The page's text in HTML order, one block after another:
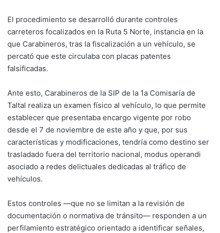
El procedimiento se desarrolló durante controles
carreteros focalizados en la Ruta 5 Norte, instancia en la
que Carabineros, tras la fiscalización a un vehículo, se
percató que este circulaba con placas patentes
falsificadas.
Ante esto, Carabineros de la SIP de la 1a Comisaría de
Taltal realiza un examen físico al vehículo, lo que permite
establecer que presentaba encargo vigente por robo
desde el 7 de noviembre de este año y que, por sus
características y modificaciones, tendría como destino ser
trasladado fuera del territorio nacional, modus operandi
asociado a redes delictuales dedicadas al tráfico de
vehículos.
Estos controles —que no se limitan a la revisión de
documentación o normativa de tránsito— responden a un
perfilamiento estratégico orientado a identificar señales,